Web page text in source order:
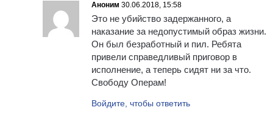
Аноним 30.06.2018, 15:58
Это не убийство задержанного, а
наказание за недопустимый образ жизни.
Он был безработный и пил. Ребята
привели справедливый приговор в
исполнение, а теперь сидят ни за что.
Свободу Операм!
Войдите, чтобы ответить